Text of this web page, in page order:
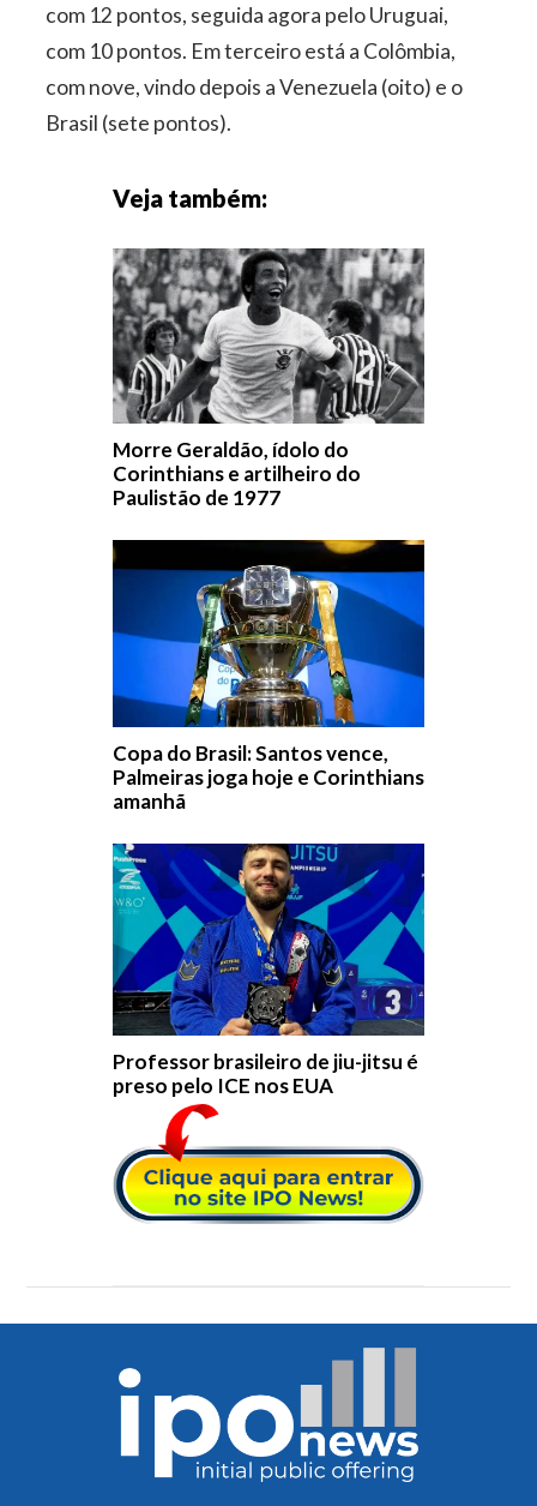
com 12 pontos, seguida agora pelo Uruguai,
com 10 pontos. Em terceiro está a Colômbia,
com nove, vindo depois a Venezuela (oito) e o
Brasil (sete pontos).
Veja também:
Morre Geraldão, ídolo do
Corinthians e artilheiro do
Paulistão de 1977
Copa do Brasil: Santos vence,
Palmeiras joga hoje e Corinthians
amanhã
Professor brasileiro de jiu-jitsu é
preso pelo ICE nos EUA